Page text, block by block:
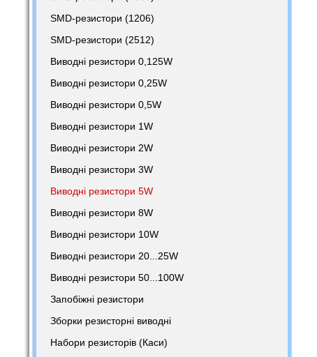
SMD-резистори (1206)
SMD-резистори (2512)
Виводні резистори 0,125W
Виводні резистори 0,25W
Виводні резистори 0,5W
Виводні резистори 1W
Виводні резистори 2W
Виводні резистори 3W
Виводні резистори 5W
Виводні резистори 8W
Виводні резистори 10W
Виводні резистори 20...25W
Виводні резистори 50...100W
Запобіжні резистори
Зборки резисторні виводні
Набори резисторів (Каси)